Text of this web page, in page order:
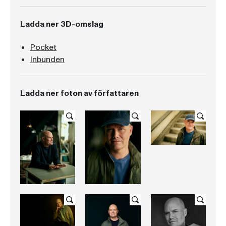
Ladda ner 3D-omslag
Pocket
Inbunden
Ladda ner foton av författaren